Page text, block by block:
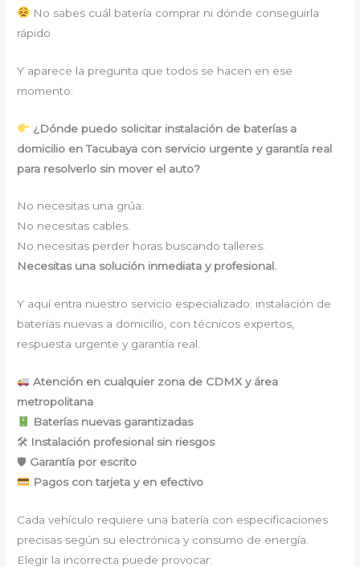
No sabes cuál batería comprar ni dónde conseguirla
rápido
Y aparece la pregunta que todos se hacen en ese
momento:
¿Dónde puedo solicitar instalación de baterías a
domicilio en Tacubaya con servicio urgente y garantía real
para resolverlo sin mover el auto?
No necesitas una grúa.
No necesitas cables.
No necesitas perder horas buscando talleres.
Necesitas una solución inmediata y profesional.
Y aquí entra nuestro servicio especializado: instalación de
baterías nuevas a domicilio, con técnicos expertos,
respuesta urgente y garantía real.
Atención en cualquier zona de CDMX y área
metropolitana
Baterías nuevas garantizadas
🛠 Instalación profesional sin riesgos
🛡 Garantía por escrito
Pagos con tarjeta y en efectivo
Cada vehículo requiere una batería con especificaciones
precisas según su electrónica y consumo de energía.
Elegir la incorrecta puede provocar: